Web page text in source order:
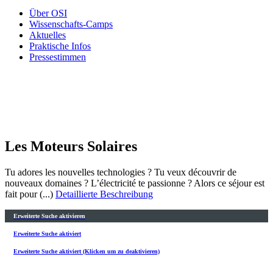
Über OSI
Wissenschafts-Camps
Aktuelles
Praktische Infos
Pressestimmen
Les Moteurs Solaires
Tu adores les nouvelles technologies ? Tu veux découvrir de
nouveaux domaines ? L’électricité te passionne ? Alors ce séjour est
fait pour (...) Detaillierte Beschreibung
Erweiterte Suche aktivieren
Erweiterte Suche aktiviert
Erweiterte Suche aktiviert (Klicken um zu deaktivieren)